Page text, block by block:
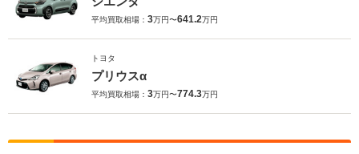
平均買取相場： 3万円〜641.2万円
トヨタ
プリウスα
平均買取相場： 3万円〜774.3万円